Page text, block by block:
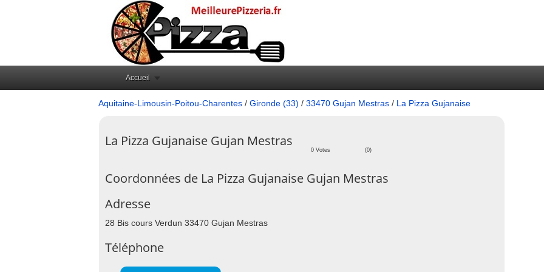
Accueil
Aquitaine-Limousin-Poitou-Charentes / Gironde (33) / 33470 Gujan Mestras / La Pizza Gujanaise
La Pizza Gujanaise Gujan Mestras
0 Votes (0)
Coordonnées de La Pizza Gujanaise Gujan Mestras
Adresse
28 Bis cours Verdun 33470 Gujan Mestras
Téléphone